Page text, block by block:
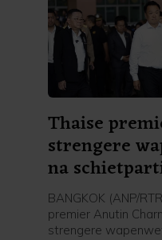
Thaise
strengere
na
BANGKOK (ANP/
premier Anutin
strengere